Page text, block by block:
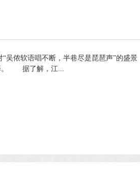
软语唱不断，半巷尽是琵琶声”的盛景
择。 据了解，江...